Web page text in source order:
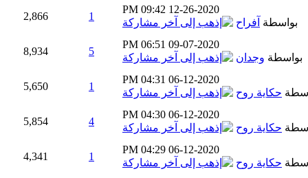
12-26-2020
09:42 PM
بواسطة آفراح
1
2,866
09-07-2020
06:51 PM
بواسطة وجدان
5
8,934
06-12-2020
04:31 PM
حكاية روح
1
5,650
06-12-2020
04:30 PM
حكاية روح
4
5,854
06-12-2020
04:29 PM
حكاية روح
1
4,341